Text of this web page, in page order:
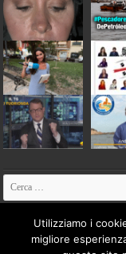
Utilizziamo i
migliore